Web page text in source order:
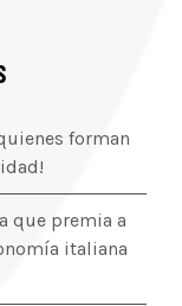
forman
que premia a
italiana